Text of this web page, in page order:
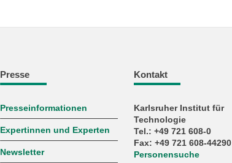
Presse
Presseinformationen
Expertinnen und Experten
Newsletter
Kontakt
Karlsruher Institut für
Technologie
Tel.: +49 721 608-0
Fax: +49 721 608-44290
Personensuche